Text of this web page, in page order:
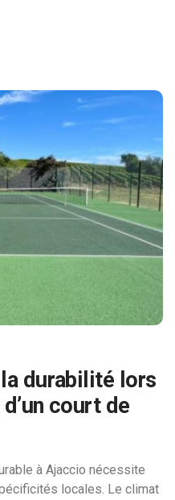
durabilité lors
court de
à Ajaccio nécessite
locales. Le climat